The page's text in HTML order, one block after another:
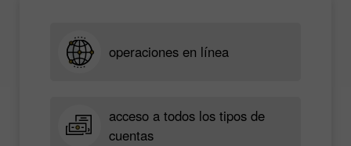
operaciones en línea
acceso a todos los tipos de
cuentas